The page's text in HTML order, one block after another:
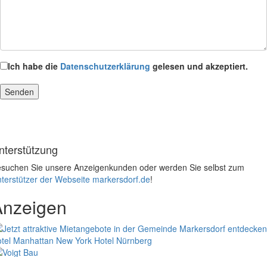
Ich habe die Datenschutzerklärung gelesen und akzeptiert.
Sie unsere Anzeigenkunden oder werden Sie selbst zum
der Webseite markersdorf.de!
Manhattan New York Hotel Nürnberg